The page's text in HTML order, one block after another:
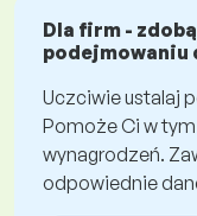
Dla firm -
podejmowaniu
Uczciwie ustalaj
Pomoże Ci w
wynagrodzeń.
odpowiednie